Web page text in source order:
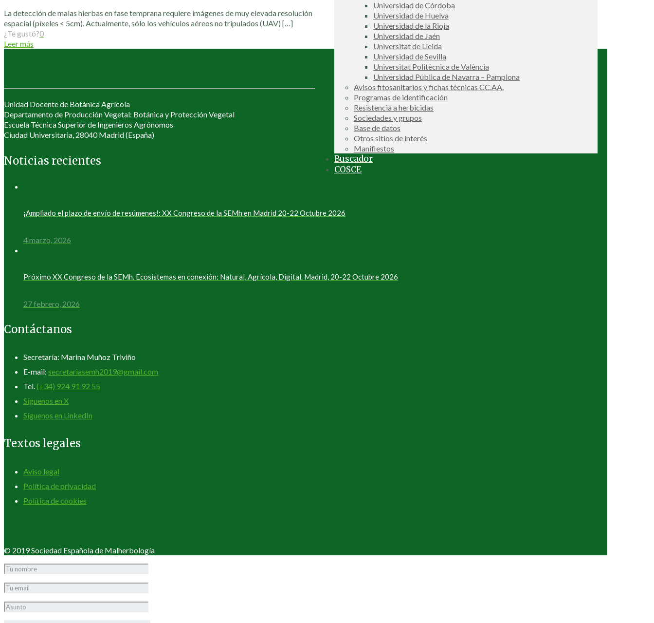
Universidad de Córdoba
Universidad de Huelva
Universidad de la Rioja
Universidad de Jaén
Universitat de Lleida
Universidad de Sevilla
Universitat Politècnica de València
Universidad Pública de Navarra – Pamplona
Avisos fitosanitarios y fichas técnicas CC.AA.
Programas de identificación
Resistencia a herbicidas
Sociedades y grupos
Base de datos
Otros sitios de interés
Manifiestos
Buscador
COSCE
La detección de malas hierbas en fase temprana requiere imágenes de muy elevada resolución
espacial (píxeles < 5cm). Actualmente, sólo los vehículos aéreos no tripulados (UAV) […]
¿Te gustó?0
Leer más
Unidad Docente de Botánica Agrícola
Departamento de Producción Vegetal: Botánica y Protección Vegetal
Escuela Técnica Superior de Ingenieros Agrónomos
Ciudad Universitaria, 28040 Madrid (España)
Noticias recientes
¡Ampliado el plazo de envío de resúmenes!: XX Congreso de la SEMh en Madrid 20-22 Octubre 2026
4 marzo, 2026
Próximo XX Congreso de la SEMh. Ecosistemas en conexión: Natural, Agrícola, Digital. Madrid, 20-22 Octubre 2026
27 febrero, 2026
Contáctanos
Secretaría: Marina Muñoz Triviño
E-mail: secretariasemh2019@gmail.com
Tel. (+34) 924 91 92 55
Síguenos en X
Síguenos en LinkedIn
Textos legales
Aviso legal
Política de privacidad
Política de cookies
© 2019 Sociedad Española de Malherbología